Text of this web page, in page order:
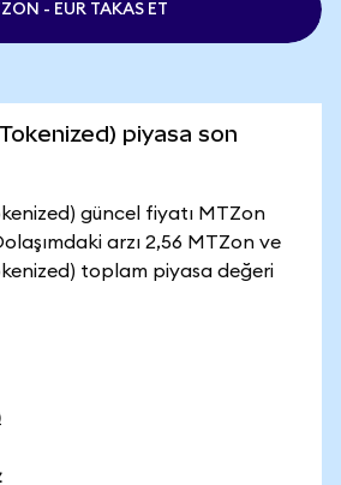
- EUR TAKAS ET
piyasa son
güncel fiyatı MTZon
arzı 2,56 MTZon ve
toplam piyasa değeri